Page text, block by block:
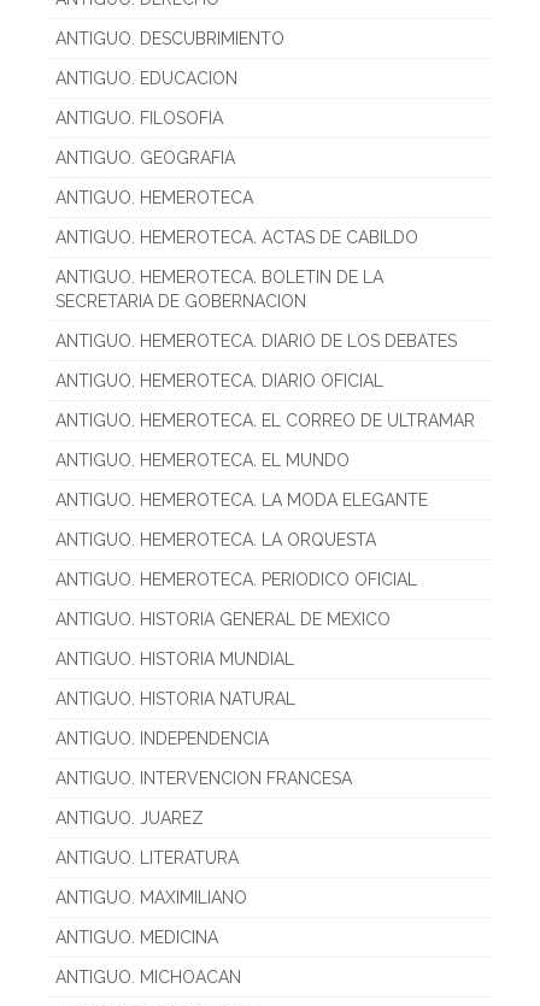
ANTIGUO. DESCUBRIMIENTO
ANTIGUO. EDUCACION
ANTIGUO. FILOSOFIA
ANTIGUO. GEOGRAFIA
ANTIGUO. HEMEROTECA
ANTIGUO. HEMEROTECA. ACTAS DE CABILDO
ANTIGUO. HEMEROTECA. BOLETIN DE LA
SECRETARIA DE GOBERNACION
ANTIGUO. HEMEROTECA. DIARIO DE LOS DEBATES
ANTIGUO. HEMEROTECA. DIARIO OFICIAL
ANTIGUO. HEMEROTECA. EL CORREO DE ULTRAMAR
ANTIGUO. HEMEROTECA. EL MUNDO
ANTIGUO. HEMEROTECA. LA MODA ELEGANTE
ANTIGUO. HEMEROTECA. LA ORQUESTA
ANTIGUO. HEMEROTECA. PERIODICO OFICIAL
ANTIGUO. HISTORIA GENERAL DE MEXICO
ANTIGUO. HISTORIA MUNDIAL
ANTIGUO. HISTORIA NATURAL
ANTIGUO. INDEPENDENCIA
ANTIGUO. INTERVENCION FRANCESA
ANTIGUO. JUAREZ
ANTIGUO. LITERATURA
ANTIGUO. MAXIMILIANO
ANTIGUO. MEDICINA
ANTIGUO. MICHOACAN